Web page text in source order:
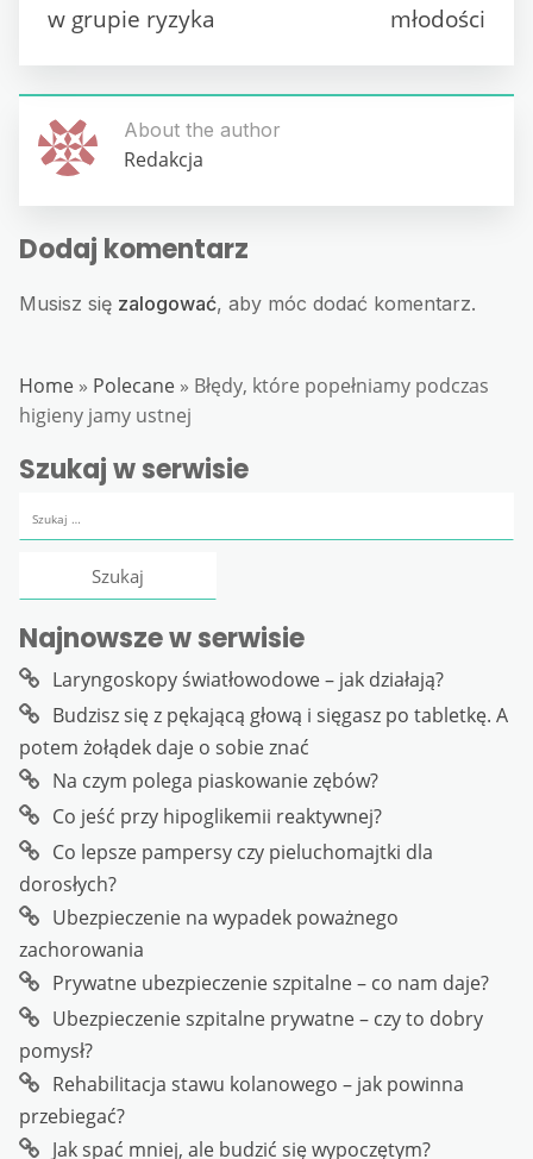
w grupie ryzyka
młodości
About the author
Redakcja
Dodaj komentarz
Musisz się zalogować, aby móc dodać komentarz.
Home » Polecane » Błędy, które popełniamy podczas
higieny jamy ustnej
Szukaj w serwisie
Najnowsze w serwisie
Laryngoskopy światłowodowe – jak działają?
Budzisz się z pękającą głową i sięgasz po tabletkę. A
potem żołądek daje o sobie znać
Na czym polega piaskowanie zębów?
Co jeść przy hipoglikemii reaktywnej?
Co lepsze pampersy czy pieluchomajtki dla
dorosłych?
Ubezpieczenie na wypadek poważnego
zachorowania
Prywatne ubezpieczenie szpitalne – co nam daje?
Ubezpieczenie szpitalne prywatne – czy to dobry
pomysł?
Rehabilitacja stawu kolanowego – jak powinna
przebiegać?
Jak spać mniej, ale budzić się wypoczętym?